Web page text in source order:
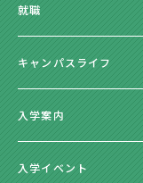
就職
キャンパスライフ
入学案内
入学イベント